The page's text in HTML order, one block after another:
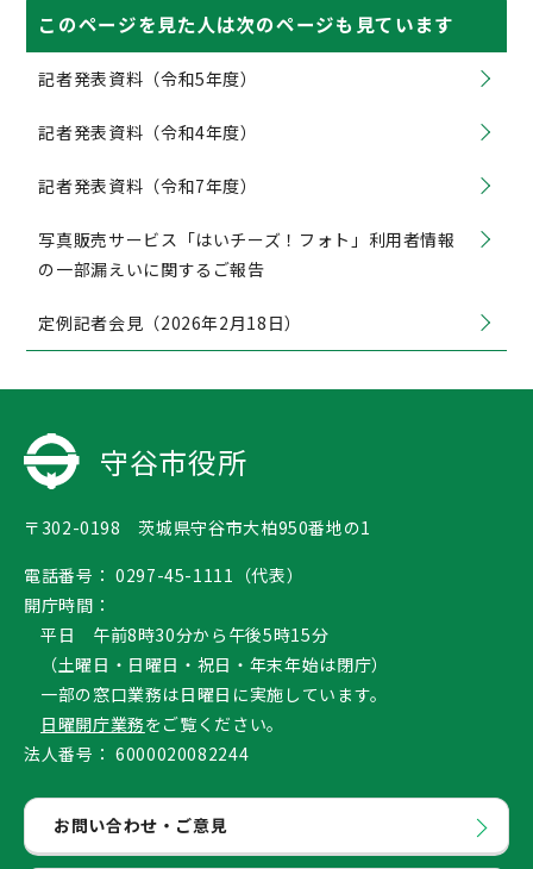
このページを見た人は次のページも見ています
記者発表資料（令和5年度）
記者発表資料（令和4年度）
記者発表資料（令和7年度）
写真販売サービス「はいチーズ！フォト」利用者情報
の一部漏えいに関するご報告
定例記者会見（2026年2月18日）
守谷市役所
〒302-0198 茨城県守谷市大柏950番地の1
電話番号： 0297-45-1111（代表）
開庁時間：
平日 午前8時30分から午後5時15分
（土曜日・日曜日・祝日・年末年始は閉庁）
一部の窓口業務は日曜日に実施しています。
日曜開庁業務をご覧ください。
法人番号： 6000020082244
お問い合わせ・ご意見